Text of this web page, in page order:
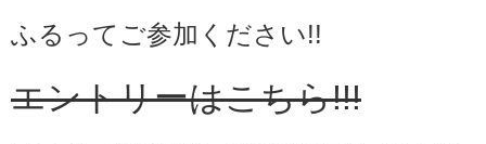
ふるってご参加ください!!
エントリーはこちら!!!